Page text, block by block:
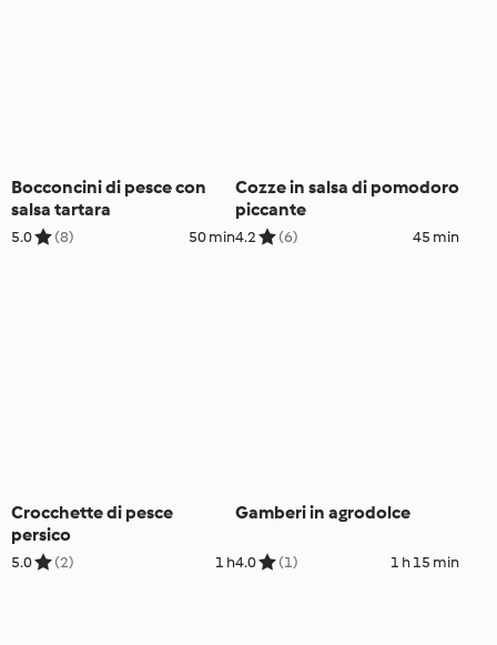
Bocconcini di pesce con
salsa tartara
5.0 (8) 50 min
Cozze in salsa di pomodoro
piccante
4.2 (6) 45 min
Crocchette di pesce
persico
5.0 (2) 1 h
Gamberi in agrodolce
4.0 (1) 1 h 15 min